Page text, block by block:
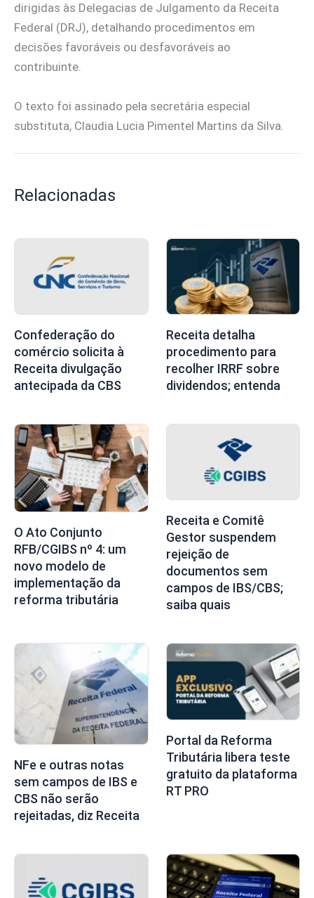
dirigidas às Delegacias de Julgamento da Receita
Federal (DRJ), detalhando procedimentos em
decisões favoráveis ou desfavoráveis ao
contribuinte.
O texto foi assinado pela secretária especial
substituta, Claudia Lucia Pimentel Martins da Silva.
Relacionadas
Confederação do
comércio solicita à
Receita divulgação
antecipada da CBS
Receita detalha
procedimento para
recolher IRRF sobre
dividendos; entenda
O Ato Conjunto
RFB/CGIBS nº 4: um
novo modelo de
implementação da
reforma tributária
Receita e Comitê
Gestor suspendem
rejeição de
documentos sem
campos de IBS/CBS;
saiba quais
NFe e outras notas
sem campos de IBS e
CBS não serão
rejeitadas, diz Receita
Portal da Reforma
Tributária libera teste
gratuito da plataforma
RT PRO